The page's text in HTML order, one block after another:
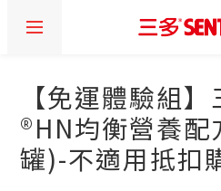
【免運體驗組
®HN均衡營養
罐)-不適用抵扣